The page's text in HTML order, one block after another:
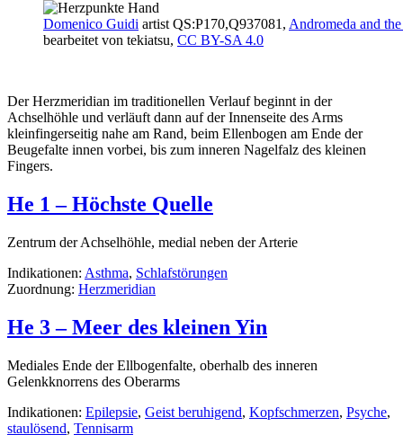
Domenico Guidi artist QS:P170,Q937081, Andromeda and
bearbeitet von tekiatsu, CC BY-SA 4.0
Der Herzmeridian im traditionellen Verlauf beginnt in der
Achselhöhle und verläuft dann auf der Innenseite des Arms
kleinfingerseitig nahe am Rand, beim Ellenbogen am Ende der
Beugefalte innen vorbei, bis zum inneren Nagelfalz des kleinen
Fingers.
He 1 – Höchste Quelle
Zentrum der Achselhöhle, medial neben der Arterie
Indikationen: Asthma, Schlafstörungen
Zuordnung: Herzmeridian
He 3 – Meer des kleinen Yin
Mediales Ende der Ellbogenfalte, oberhalb des inneren
Gelenkknorrens des Oberarms
Indikationen: Epilepsie, Geist beruhigend, Kopfschmerzen, Psyche,
staulösend, Tennisarm